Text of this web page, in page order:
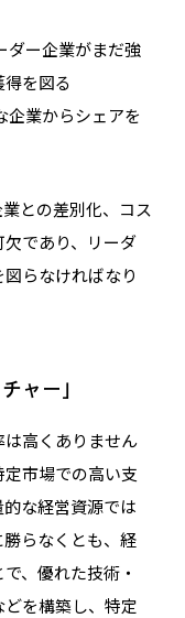
ー企業がまだ強
を図る
業からシェアを
との差別化、コス
であり、リーダ
らなければなり
ャー」
高くありません
市場での高い支
な経営資源では
らなくとも、経
、優れた技術・
を構築し、特定